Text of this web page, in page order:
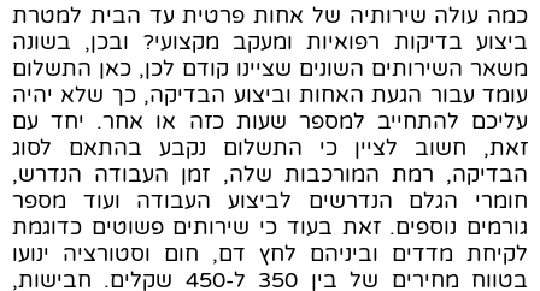
כמה עולה שירותיה של אחות פרטית עד הבית למטרת
ביצוע בדיקות רפואיות ומעקב מקצועי? ובכן, בשונה
משאר השירותים השונים שציינו קודם לכן, כאן התשלום
עומד עבור הגעת האחות וביצוע הבדיקה, כך שלא יהיה
עליכם להתחייב למספר שעות כזה או אחר. יחד עם
זאת, חשוב לציין כי התשלום נקבע בהתאם לסוג
הבדיקה, רמת המורכבות שלה, זמן העבודה הנדרש,
חומרי הגלם הנדרשים לביצוע העבודה ועוד מספר
גורמים נוספים. זאת בעוד כי שירותים פשוטים כדוגמת
לקיחת מדדים וביניהם לחץ דם, חום וסטורציה ינועו
בטווח מחירים של בין 350 ל-450 שקלים. חבישות,